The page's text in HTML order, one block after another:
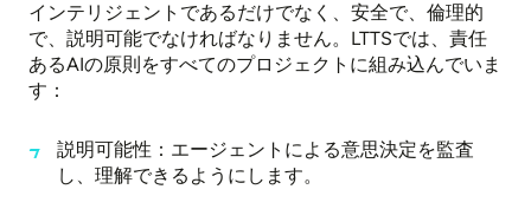
インテリジェントであるだけでなく、安全で、倫理的
で、説明可能でなければなりません。LTTSでは、責任
あるAIの原則をすべてのプロジェクトに組み込んでいま
す：
説明可能性：エージェントによる意思決定を監査
し、理解できるようにします。